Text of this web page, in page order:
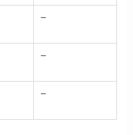
–
–
–